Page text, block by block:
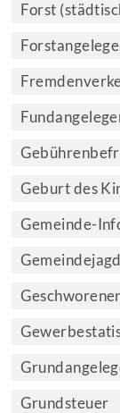
Forst
Geburt des
Gemeinde-
Grundsteuer